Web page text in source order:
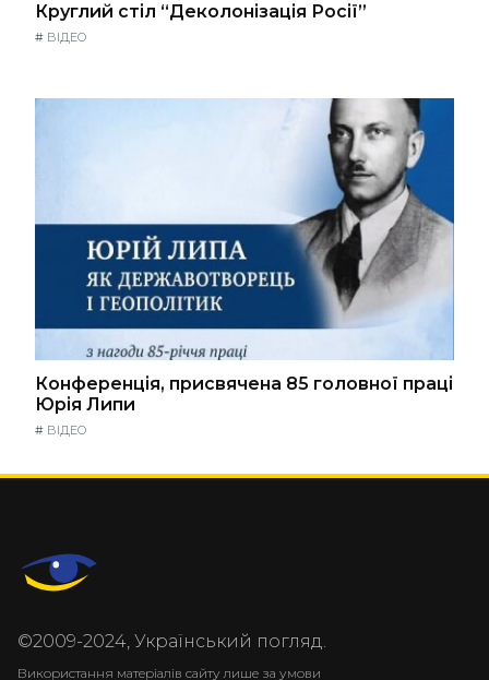
Круглий стіл “Деколонізація Росії”
# ВІДЕО
Конференція, присвячена 85 головної праці
Юрія Липи
# ВІДЕО
©2009-2024, Український погляд.
Використання матеріалів сайту лише за умови